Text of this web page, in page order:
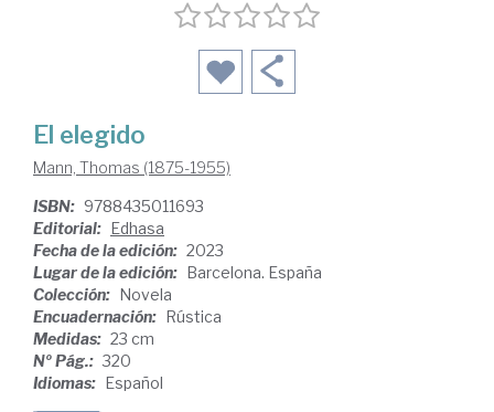
El elegido
Mann, Thomas (1875-1955)
ISBN: 9788435011693
Editorial: Edhasa
Fecha de la edición: 2023
Lugar de la edición: Barcelona. España
Colección: Novela
Encuadernación: Rústica
Medidas: 23 cm
Nº Pág.: 320
Idiomas: Español